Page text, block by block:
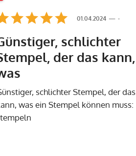
-
01.04.2024
schlichter
der das kann,
schlichter Stempel, der das
was ein Stempel können muss: